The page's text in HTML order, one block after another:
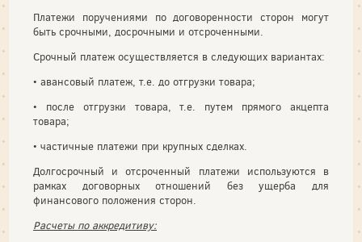
Платежи поручениями по договоренности сторон могут
быть срочными, досрочными и отсроченными.
Срочный платеж осуществляется в следующих вариантах:
• авансовый платеж, т.е. до отгрузки товара;
• после отгрузки товара, т.е. путем прямого акцепта
товара;
• частичные платежи при крупных сделках.
Долгосрочный и отсроченный платежи используются в
рамках договорных отношений без ущерба для
финансового положения сторон.
Расчеты по аккредитиву: